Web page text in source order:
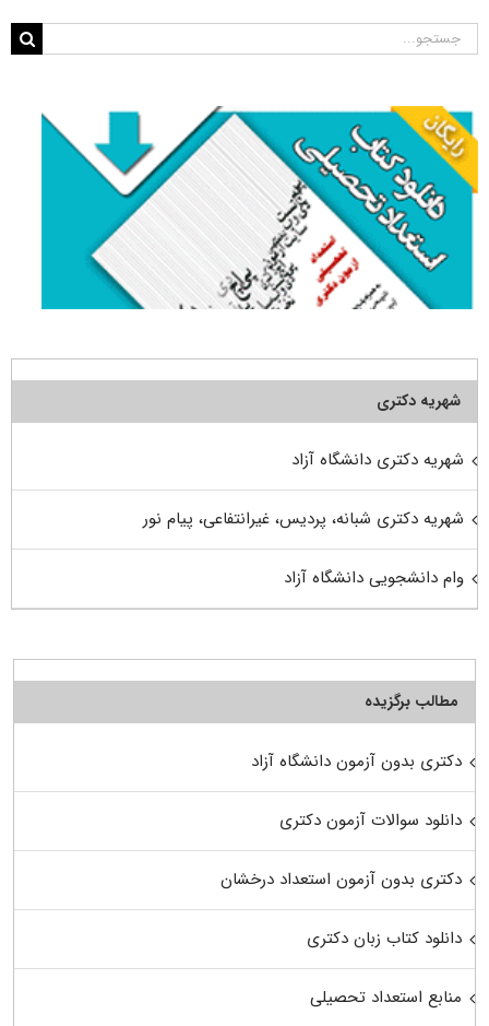
جستجو
شهریه دکتری
شهریه دکتری دانشگاه آزاد
شهریه دکتری شبانه، پردیس، غیرانتفاعی، پیام نور
وام دانشجویی دانشگاه آزاد
مطالب برگزیده
دکتری بدون آزمون دانشگاه آزاد
دانلود سوالات آزمون دکتری
دکتری بدون آزمون استعداد درخشان
دانلود کتاب زبان دکتری
منابع استعداد تحصیلی